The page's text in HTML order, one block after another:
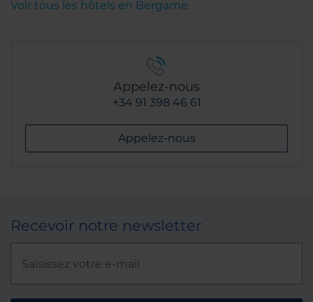
Voir tous les hôtels en Bergame
Appelez-nous
+34 91 398 46 61
Appelez-nous
Recevoir notre newsletter